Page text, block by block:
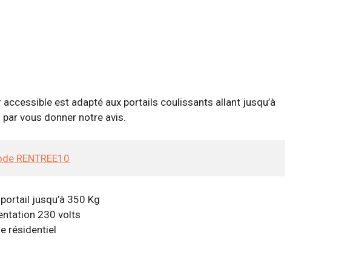
accessible est adapté aux portails coulissants allant jusqu’à
vous donner notre avis.
RENTREE10
jusqu’à 350 Kg
230 volts
résidentiel